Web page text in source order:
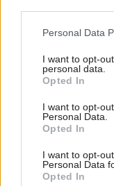
Please note that
not limited to your
grant or deny
use your data for
consent section.
Personal Data
I want to opt-
personal data.
Opted In
I want to opt-
Personal Data.
Opted In
I want to opt-
Personal Data
Opted In
V dome v
majitelia v
Inšpirácie
kuchyňa,kameň